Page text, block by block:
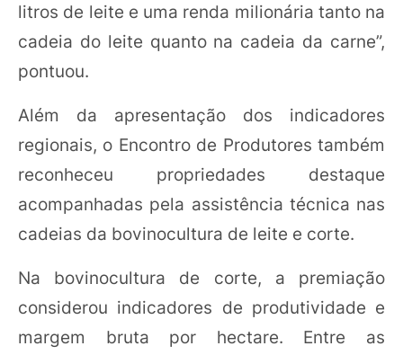
litros de leite e uma renda milionária tanto na
cadeia do leite quanto na cadeia da carne”,
pontuou.
Além da apresentação dos indicadores
regionais, o Encontro de Produtores também
reconheceu propriedades destaque
acompanhadas pela assistência técnica nas
cadeias da bovinocultura de leite e corte.
Na bovinocultura de corte, a premiação
considerou indicadores de produtividade e
margem bruta por hectare. Entre as